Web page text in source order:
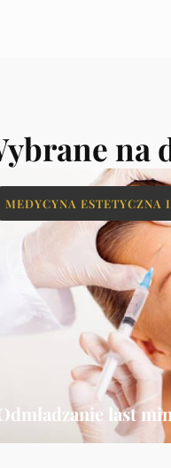
na
last
MEDYCYNA ESTETYCZNA